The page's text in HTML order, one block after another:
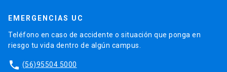
EMERGENCIAS UC
Teléfono en caso de accidente o situación que ponga en
riesgo tu vida dentro de algún campus.
phone (56)95504 5000